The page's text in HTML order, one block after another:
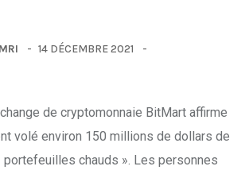
14 DÉCEMBRE 2021
de cryptomonnaie BitMart affirme
volé environ 150 millions de dollars de
chauds ». Les personnes